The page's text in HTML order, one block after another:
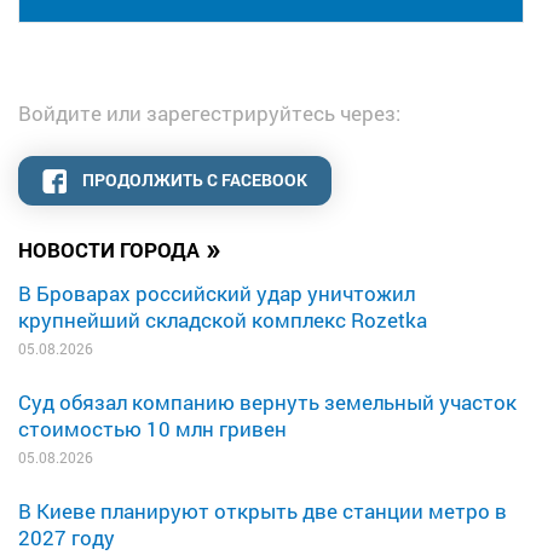
НОВОСТИ ГОРОДА »
В Броварах российский удар уничтожил
крупнейший складской комплекс Rozetka
05.08.2026
Суд обязал компанию вернуть земельный участок
стоимостью 10 млн гривен
05.08.2026
В Киеве планируют открыть две станции метро в
2027 году
Войдите или зарегестрируйтесь через:
ПРОДОЛЖИТЬ С FACEBOOK